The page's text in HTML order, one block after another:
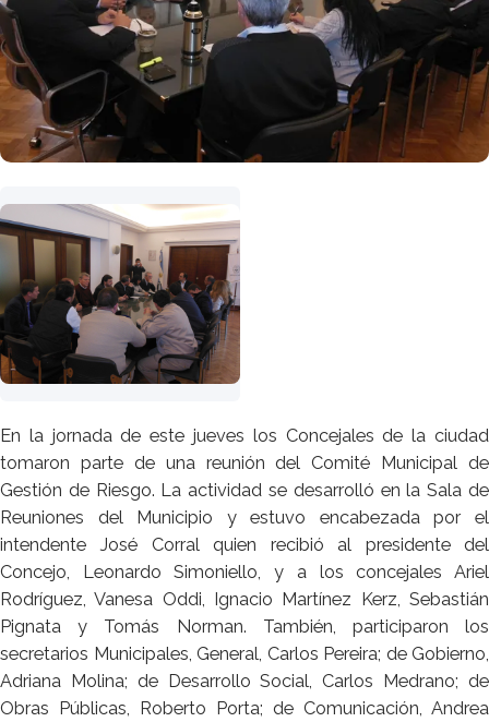
En la jornada de este jueves los Concejales de la ciudad
tomaron parte de una reunión del Comité Municipal de
Gestión de Riesgo. La actividad se desarrolló en la Sala de
Reuniones del Municipio y estuvo encabezada por el
intendente José Corral quien recibió al presidente del
Concejo, Leonardo Simoniello, y a los concejales Ariel
Rodríguez, Vanesa Oddi, Ignacio Martínez Kerz, Sebastián
Pignata y Tomás Norman. También, participaron los
secretarios Municipales, General, Carlos Pereira; de Gobierno,
Adriana Molina; de Desarrollo Social, Carlos Medrano; de
Obras Públicas, Roberto Porta; de Comunicación, Andrea